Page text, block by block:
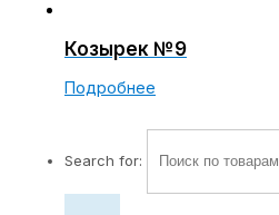
Козырек №9
Подробнее
Search for: